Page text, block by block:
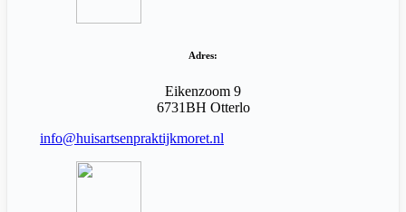
Adres:
Eikenzoom 9
6731BH Otterlo
info@huisartsenpraktijkmoret.nl